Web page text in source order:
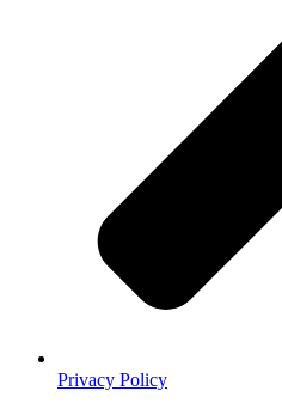
Privacy Policy